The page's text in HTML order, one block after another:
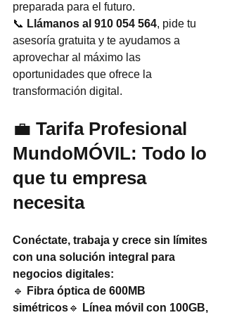
preparada para el futuro.
📞 Llámanos al 910 054 564, pide tu
asesoría gratuita y te ayudamos a
aprovechar al máximo las
oportunidades que ofrece la
transformación digital.
💼 Tarifa Profesional
MundoMÓVIL: Todo lo
que tu empresa
necesita
Conéctate, trabaja y crece sin límites
con una solución integral para
negocios digitales:
🔹
Fibra óptica de 600MB
simétricos🔹
Línea móvil con 100GB,